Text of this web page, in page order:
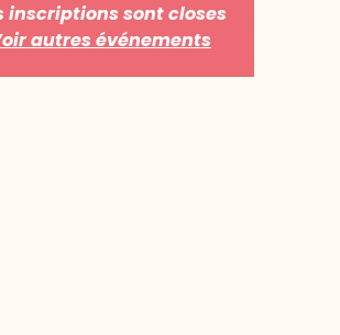
inscriptions sont closes
autres événements